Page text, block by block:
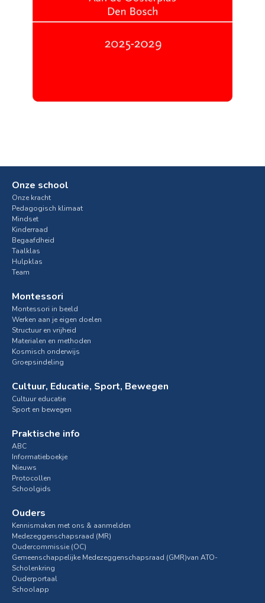
Onze school
Onze kracht
Pedagogisch klimaat
Mindset
Kinderraad
Begaafdheid
Taalklas
Hulpklas
Team
Montessori
Montessori in beeld
Werken aan je eigen doelen
Structuur en vrijheid
Materialen en methoden
Kosmisch onderwijs
Groepsindeling
Cultuur, Educatie, Sport, Bewegen
Cultuur educatie
Sport en bewegen
Praktische info
ABC
Informatieboekje
Nieuws
Protocollen
Schoolgids
Ouders
Kennismaken met ons & aanmelden
Medezeggenschapsraad (MR)
Oudercommissie (OC)
Gemeenschappelijke Medezeggenschapsraad (GMR)van ATO-
Scholenkring
Ouderportaal
Schoolapp